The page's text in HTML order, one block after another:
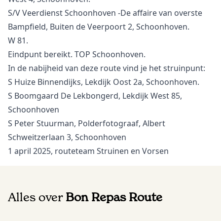
S/V Veerdienst Schoonhoven -De affaire van overste
Bampfield, Buiten de Veerpoort 2, Schoonhoven.
W 81.
Eindpunt bereikt. TOP Schoonhoven.
In de nabijheid van deze route vind je het struinpunt:
S Huize Binnendijks, Lekdijk Oost 2a, Schoonhoven.
S Boomgaard De Lekbongerd, Lekdijk West 85,
Schoonhoven
S Peter Stuurman, Polderfotograaf, Albert
Schweitzerlaan 3, Schoonhoven
1 april 2025, routeteam Struinen en Vorsen
Alles over Bon Repas Route